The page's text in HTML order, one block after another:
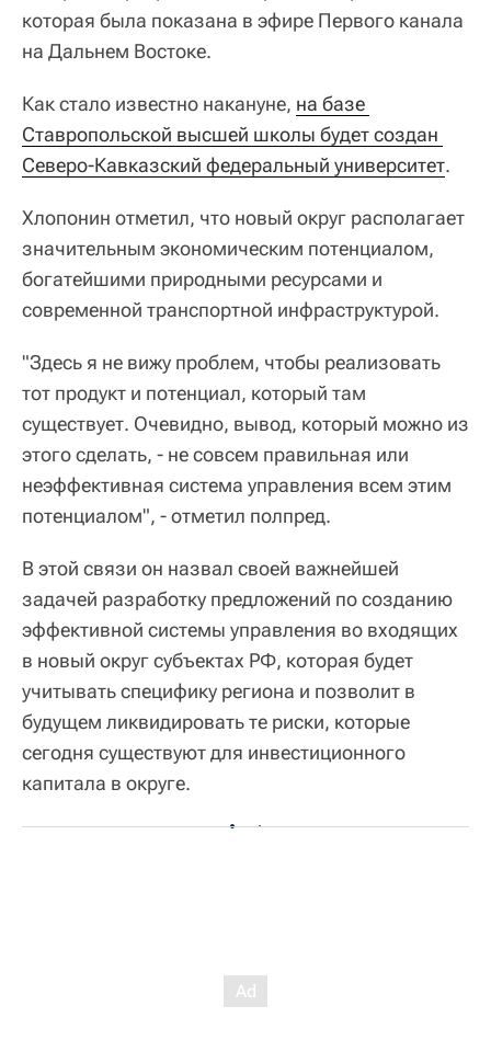
которая была показана в эфире Первого канала
на Дальнем Востоке.
Как стало известно накануне, на базе
Ставропольской высшей школы будет создан
Северо-Кавказский федеральный университет.
Хлопонин отметил, что новый округ располагает
значительным экономическим потенциалом,
богатейшими природными ресурсами и
современной транспортной инфраструктурой.
"Здесь я не вижу проблем, чтобы реализовать
тот продукт и потенциал, который там
существует. Очевидно, вывод, который можно из
этого сделать, - не совсем правильная или
неэффективная система управления всем этим
потенциалом", - отметил полпред.
В этой связи он назвал своей важнейшей
задачей разработку предложений по созданию
эффективной системы управления во входящих
в новый округ субъектах РФ, которая будет
учитывать специфику региона и позволит в
будущем ликвидировать те риски, которые
сегодня существуют для инвестиционного
капитала в округе.